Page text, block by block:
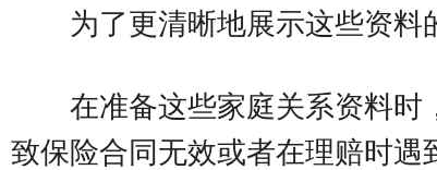
为了更清晰地展示这些资料
在准备这些家庭关系资料时
致保险合同无效或者在理赔时